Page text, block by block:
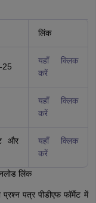
लिंक
25
यहाँ क्लिक
करें
यहाँ क्लिक
करें
और
यहाँ क्लिक
करें
लिंक
पत्र पीडीएफ फॉर्मेट में